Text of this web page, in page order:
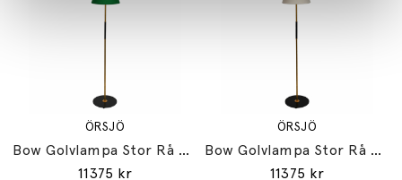
ÖRSJÖ
Bow Golvlampa Stor Rå Mässing/Emerald Green
11375 kr
ÖRSJÖ
Bow Golvlampa Stor Rå Mässing/Cream White
11375 kr